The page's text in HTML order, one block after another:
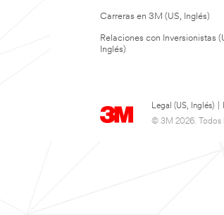
Carreras en 3M (US, Inglés)
Relaciones con Inversionistas
Inglés)
Legal (US, Inglés)
© 3M 2026. Todos